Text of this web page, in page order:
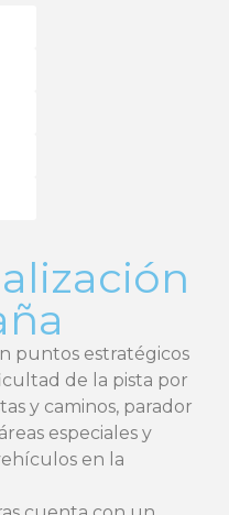
puntos estratégicos
de la pista por
y caminos, parador
especiales y
en la